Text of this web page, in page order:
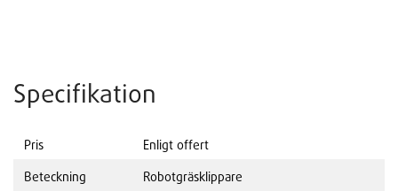
Specifikation
Pris Enligt offert
Beteckning Robotgräsklippare